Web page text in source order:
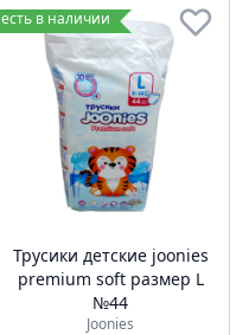
есть в наличии
Трусики детские joonies
premium soft размер L
№44
Joonies